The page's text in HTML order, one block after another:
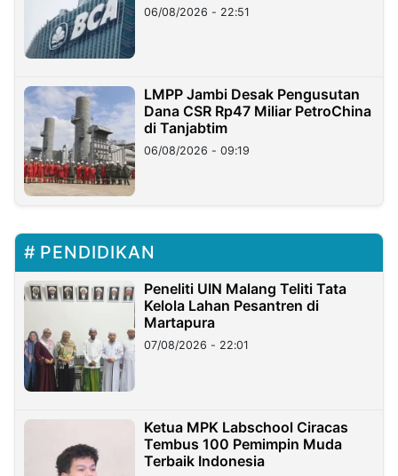
06/08/2026 - 22:51
LMPP Jambi Desak Pengusutan
Dana CSR Rp47 Miliar PetroChina
di Tanjabtim
06/08/2026 - 09:19
PENDIDIKAN
Peneliti UIN Malang Teliti Tata
Kelola Lahan Pesantren di
Martapura
07/08/2026 - 22:01
Ketua MPK Labschool Ciracas
Tembus 100 Pemimpin Muda
Terbaik Indonesia